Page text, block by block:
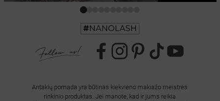
Antakių pomada yra būtinas kiekvieno makiažo meistrės
rinkinio produktas. Jei manote, kad ir jums reikia